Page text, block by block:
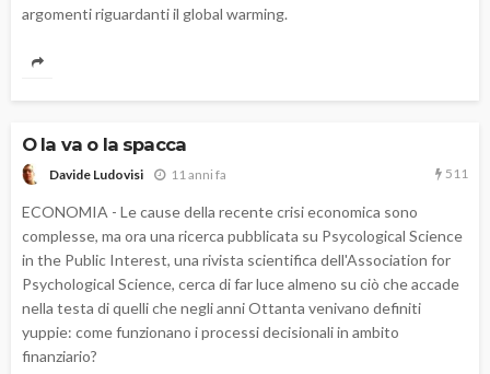
argomenti riguardanti il global warming.
O la va o la spacca
Davide Ludovisi 11 anni fa 511
ECONOMIA - Le cause della recente crisi economica sono
complesse, ma ora una ricerca pubblicata su Psycological Science
in the Public Interest, una rivista scientifica dell'Association for
Psychological Science, cerca di far luce almeno su ciò che accade
nella testa di quelli che negli anni Ottanta venivano definiti
yuppie: come funzionano i processi decisionali in ambito
finanziario?